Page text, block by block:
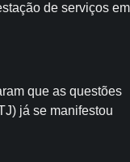
de serviços em
que as questões
já se manifestou